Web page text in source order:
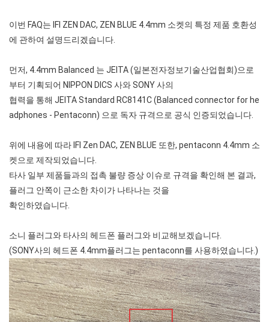
이번 FAQ는 IFI ZEN DAC, ZEN BLUE 4.4mm 소켓의 특정 제품 호환성
에 관하여 설명드리겠습니다.
먼저, 4.4mm Balanced 는 JEITA (일본전자정보기술산업협회)으로
부터 기획되어 NIPPON DICS 사와 SONY 사의
협력을 통해 JEITA Standard RC8141C (Balanced connector for he
adphones - Pentaconn) 으로 독자 규격으로 공식 인증되었습니다.
위에 내용에 따라 IFI Zen DAC, ZEN BLUE 또한, pentaconn 4.4mm 소
켓으로 제작되었습니다.
타사 일부 제품들과의 접촉 불량 증상 이슈로 규격을 확인해 본 결과,
플러그 안쪽이 근소한 차이가 나타나는 것을
확인하였습니다.
소니 플러그와 타사의 헤드폰 플러그와 비교해보겠습니다.
(SONY사의 헤드폰 4.4mm플러그는 pentaconn를 사용하였습니다.)